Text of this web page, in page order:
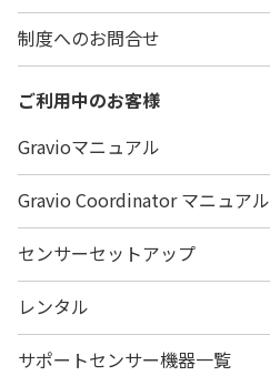
制度へのお問合せ
ご利用中のお客様
Gravioマニュアル
Gravio Coordinator マニュアル
センサーセットアップ
レンタル
サポートセンサー機器一覧